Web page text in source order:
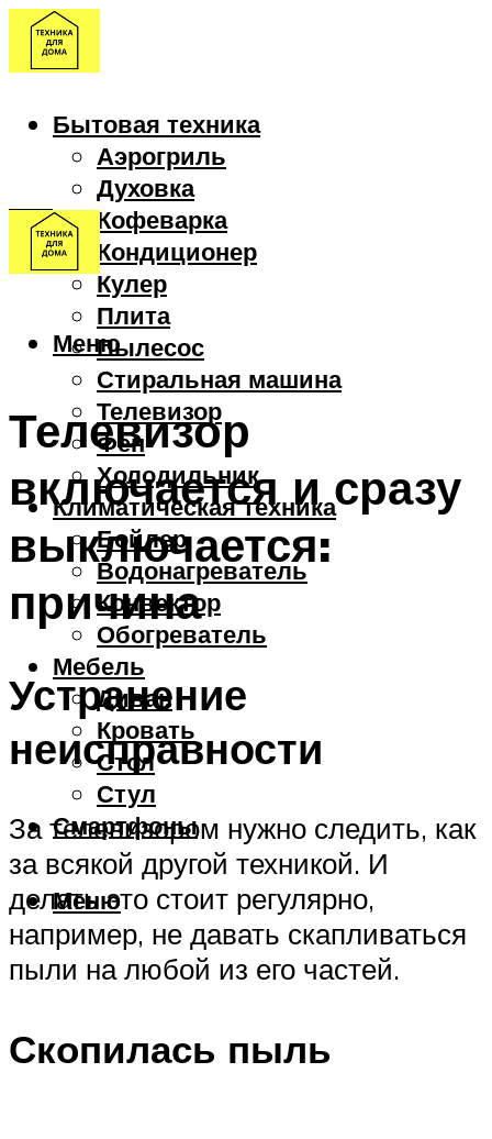
Бытовая техника
Аэрогриль
Духовка
Кофеварка
Кондиционер
Кулер
Плита
Пылесос
Стиральная машина
Телевизор
Фен
Холодильник
Климатическая техника
Бойлер
Водонагреватель
Конвектор
Обогреватель
Мебель
Диван
Кровать
Стол
Стул
Смартфоны
Меню
Меню
Телевизор
включается и сразу
выключается:
причина
Устранение
неисправности
За телевизором нужно следить, как
за всякой другой техникой. И
делать это стоит регулярно,
например, не давать скапливаться
пыли на любой из его частей.
Скопилась пыль